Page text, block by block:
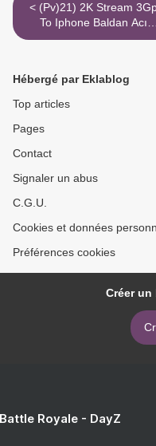
< (Pv)21) 2K Stream 3Gp
To Iphone Baldan Acı
Videahu
Hébergé par Eklablog
Top articles
Pages
Contact
Signaler un abus
C.G.U.
Cookies et données
Préférences cookies
Créer
Royale - DayZ